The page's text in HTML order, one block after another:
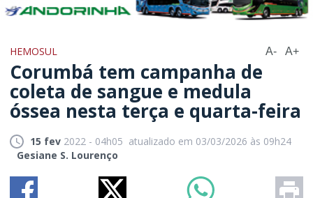
HEMOSUL A- A+
Corumbá tem campanha de
coleta de sangue e medula
óssea nesta terça e quarta-feira
15 fev 2022 - 04h05 atualizado em 03/03/2026 às 09h24
Gesiane S. Lourenço